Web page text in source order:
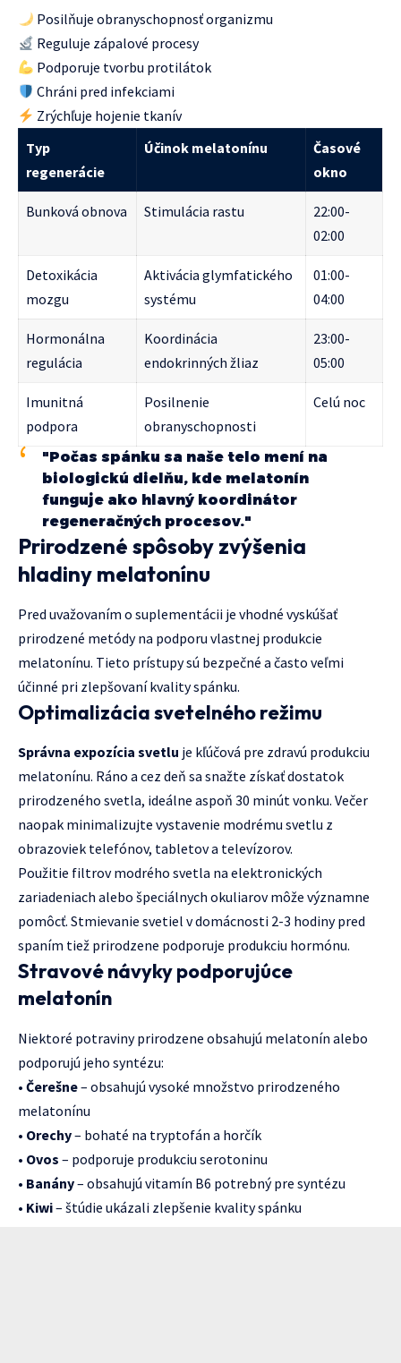
Posilňuje obranyschopnosť organizmu
Reguluje zápalové procesy
Podporuje tvorbu protilátok
Chráni pred infekciami
Zrýchľuje hojenie tkanív
Typ
regenerácie
Účinok melatonínu
Časové
okno
Bunková obnova Stimulácia rastu
22:00-
02:00
Detoxikácia
mozgu
Aktivácia glymfatického
systému
01:00-
04:00
Hormonálna
regulácia
Koordinácia
endokrinných žliaz
23:00-
05:00
Imunitná
podpora
Posilnenie
obranyschopnosti
Celú noc
"Počas spánku sa naše telo mení na
biologickú dielňu, kde melatonín
funguje ako hlavný koordinátor
regeneračných procesov."
Prirodzené spôsoby zvýšenia
hladiny melatonínu
Pred uvažovaním o suplementácii je vhodné vyskúšať
prirodzené metódy na podporu vlastnej produkcie
melatonínu. Tieto prístupy sú bezpečné a často veľmi
účinné pri zlepšovaní kvality spánku.
Optimalizácia svetelného režimu
Správna expozícia svetlu je kľúčová pre zdravú produkciu
melatonínu. Ráno a cez deň sa snažte získať dostatok
prirodzeného svetla, ideálne aspoň 30 minút vonku. Večer
naopak minimalizujte vystavenie modrému svetlu z
obrazoviek telefónov, tabletov a televízorov.
Použitie filtrov modrého svetla na elektronických
zariadeniach alebo špeciálnych okuliarov môže významne
pomôcť. Stmievanie svetiel v domácnosti 2-3 hodiny pred
spaním tiež prirodzene podporuje produkciu hormónu.
Stravové návyky podporujúce
melatonín
Niektoré potraviny prirodzene obsahujú melatonín alebo
podporujú jeho syntézu:
• Čerešne– obsahujú vysoké množstvo prirodzeného
melatonínu
• Orechy– bohaté na tryptofán a horčík
• Ovos – podporuje produkciu serotoninu
• Banány– obsahujú vitamín B6 potrebný pre syntézu
• Kiwi– štúdie ukázali zlepšenie kvality spánku